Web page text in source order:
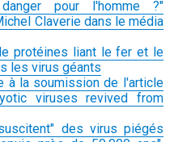
pour l'homme ?"
Claverie dans le média
protéines liant le fer et le
les virus géants
à la soumission de l'article
viruses revived from
des virus piégés